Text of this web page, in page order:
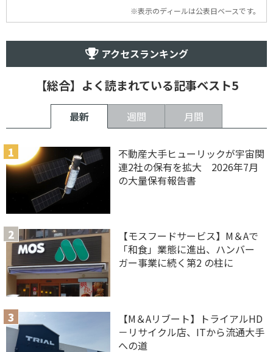
※表示のディールは公表日ベースです。
アクセスランキング
【総合】よく読まれている記事ベスト5
最新 週間 月間
不動産大手ヒューリックが宇宙関
連2社の保有を拡大 2026年7月
の大量保有報告書
【モスフードサービス】M＆Aで
「和食」業態に進出、ハンバー
ガー事業に続く第2 の柱に
【M＆Aリブート】トライアルHD
－リサイクル店、ITから流通大手
への道